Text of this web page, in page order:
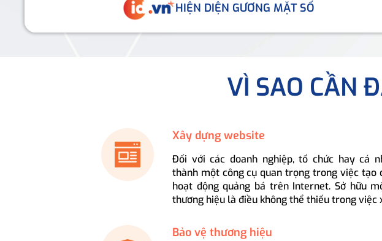
HIỆN DIỆN GƯƠNG MẶT SỐ
VÌ SAO CẦN
Xây dựng website
Đối với các doanh nghiệp, tổ chức hay cá
thành một công cụ quan trọng trong việc tạo
hoạt động quảng bá trên Internet. Sở hữu
thương hiệu là điều không thể thiếu trong việc
Bảo vệ thương hiệu